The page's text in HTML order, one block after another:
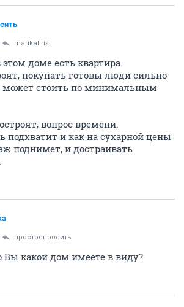
marikaliris
доме есть квартира.
покупать готовы люди сильно
может стоить по минимальным
вопрос времени.
подхватит и как на сухарной цены
поднимет, и достраивать
простоспросить
Вы какой дом имеете в виду?